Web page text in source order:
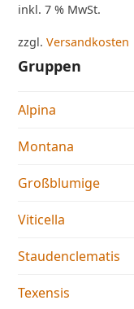
inkl. 7 % MwSt.
zzgl.Versandkosten
Gruppen
Alpina
Montana
Großblumige
Viticella
Staudenclematis
Texensis